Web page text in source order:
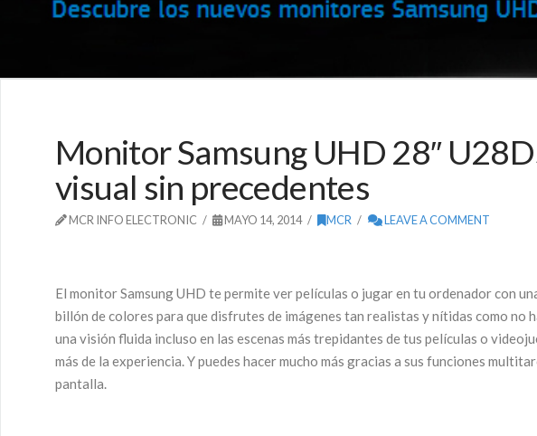
Monitor Samsung UHD 28″
visual sin precedentes
MCR INFO ELECTRONIC MAYO 14, 2014 MCR LEAVE A COMMENT
El monitor Samsung UHD te permite ver películas o jugar en tu ordenador con
billón de colores para que disfrutes de imágenes tan realistas y nítidas como no
una visión fluida incluso en las escenas más trepidantes de tus películas o
más de la experiencia. Y puedes hacer mucho más gracias a sus funciones
pantalla.